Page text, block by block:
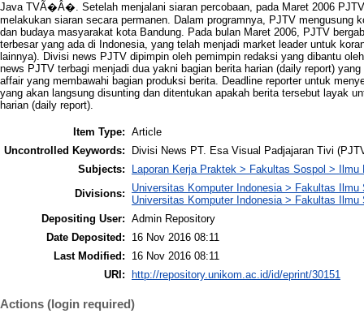
Java TVÃ�Â�. Setelah menjalani siaran percobaan, pada Maret 2006
melakukan siaran secara permanen. Dalam programnya, PJTV mengusung
dan budaya masyarakat kota Bandung. Pada bulan Maret 2006, PJTV
terbesar yang ada di Indonesia, yang telah menjadi market leader untuk
lainnya). Divisi news PJTV dipimpin oleh pemimpin redaksi yang dibantu
news PJTV terbagi menjadi dua yakni bagian berita harian (daily report)
affair yang membawahi bagian produksi berita. Deadline reporter untuk
yang akan langsung disunting dan ditentukan apakah berita tersebut layak
harian (daily report).
Item Type: Article
Uncontrolled Keywords:
Divisi News PT. Esa Visual Padjajaran Tivi
Subjects:
Laporan Kerja Praktek > Fakultas Sospol >
Divisions:
Universitas Komputer Indonesia > Fakultas
Universitas Komputer Indonesia > Fakultas
Depositing User: Admin Repository
Date Deposited:
16 Nov 2016 08:11
Last Modified:
16 Nov 2016 08:11
URI:
http://repository.unikom.ac.id/id/eprint/30151
Actions (login required)